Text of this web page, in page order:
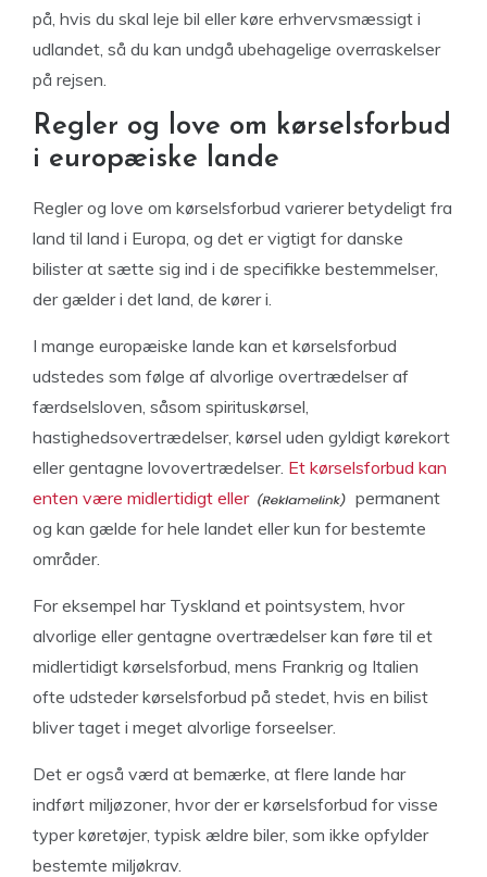
på, hvis du skal leje bil eller køre erhvervsmæssigt i
udlandet, så du kan undgå ubehagelige overraskelser
på rejsen.
Regler og love om kørselsforbud
i europæiske lande
Regler og love om kørselsforbud varierer betydeligt fra
land til land i Europa, og det er vigtigt for danske
bilister at sætte sig ind i de specifikke bestemmelser,
der gælder i det land, de kører i.
I mange europæiske lande kan et kørselsforbud
udstedes som følge af alvorlige overtrædelser af
færdselsloven, såsom spirituskørsel,
hastighedsovertrædelser, kørsel uden gyldigt kørekort
eller gentagne lovovertrædelser. Et kørselsforbud kan
enten være midlertidigt eller
permanent
og kan gælde for hele landet eller kun for bestemte
områder.
For eksempel har Tyskland et pointsystem, hvor
alvorlige eller gentagne overtrædelser kan føre til et
midlertidigt kørselsforbud, mens Frankrig og Italien
ofte udsteder kørselsforbud på stedet, hvis en bilist
bliver taget i meget alvorlige forseelser.
Det er også værd at bemærke, at flere lande har
indført miljøzoner, hvor der er kørselsforbud for visse
typer køretøjer, typisk ældre biler, som ikke opfylder
bestemte miljøkrav.